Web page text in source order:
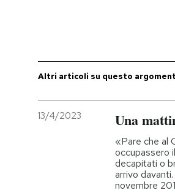
Altri articoli su questo
13/4/2023 Una
«Pare che al
occupassero
decapitati o
arrivo
novembre